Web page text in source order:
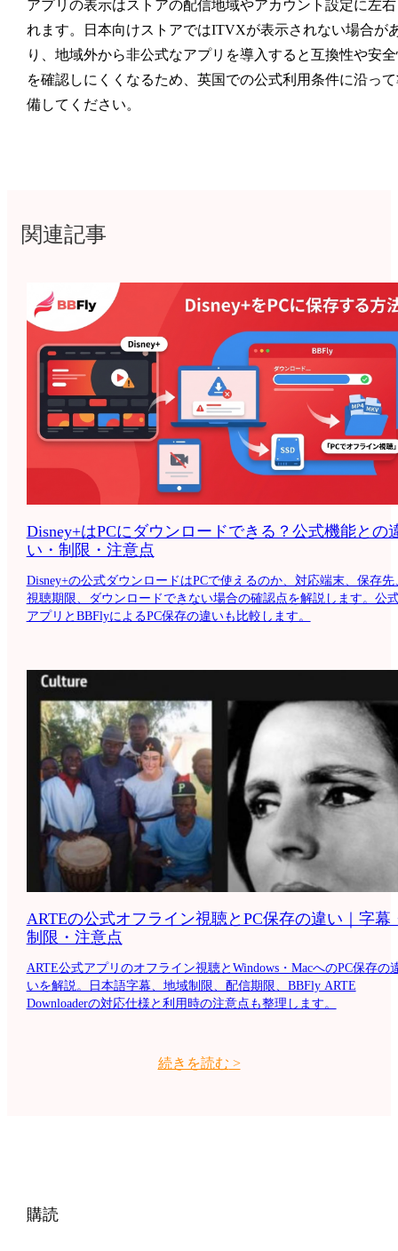
アプリの表示はストアの配信地域やアカウント設定に左
れます。日本向けストアではITVXが表示されない場合が
り、地域外から非公式なアプリを導入すると互換性や安
を確認しにくくなるため、英国での公式利用条件に沿っ
備してください。
関連記事
Disney+はPCにダウンロードできる？公式機能との
い・制限・注意点
Disney+の公式ダウンロードはPCで使えるのか、対応端末、保存先
視聴期限、ダウンロードできない場合の確認点を解説します。公
アプリとBBFlyによるPC保存の違いも比較します。
ARTEの公式オフライン視聴とPC保存の違い｜字幕
制限・注意点
ARTE公式アプリのオフライン視聴とWindows・MacへのPC保存の
いを解説。日本語字幕、地域制限、配信期限、BBFly ARTE
Downloaderの対応仕様と利用時の注意点も整理します。
続きを読む >
購読